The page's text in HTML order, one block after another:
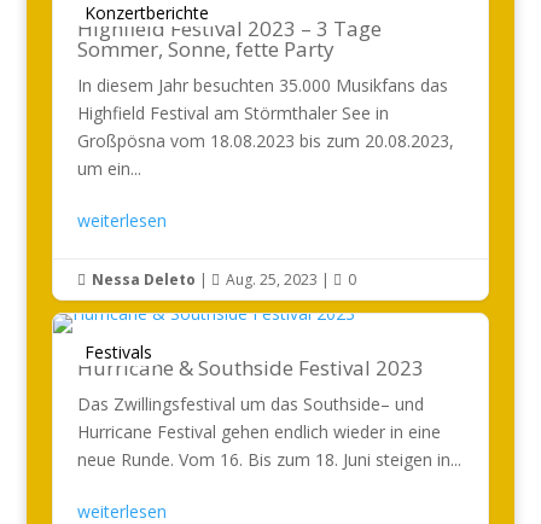
Konzertberichte
Highfield Festival 2023 – 3 Tage
Sommer, Sonne, fette Party
In diesem Jahr besuchten 35.000 Musikfans das
Highfield Festival am Störmthaler See in
Großpösna vom 18.08.2023 bis zum 20.08.2023,
um ein...
weiterlesen
 Nessa Deleto |  Aug. 25, 2023 |  0
Festivals
Hurricane & Southside Festival 2023
Das Zwillingsfestival um das Southside– und
Hurricane Festival gehen endlich wieder in eine
neue Runde. Vom 16. Bis zum 18. Juni steigen in...
weiterlesen